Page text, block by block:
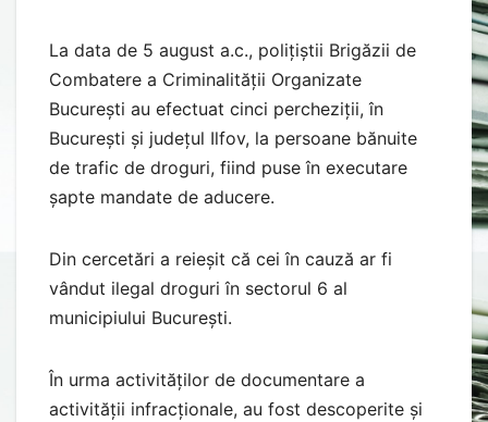
La data de 5 august a.c., polițiștii Brigăzii de
Combatere a Criminalității Organizate
București au efectuat cinci percheziții, în
București și județul Ilfov, la persoane bănuite
de trafic de droguri, fiind puse în executare
șapte mandate de aducere.
Din cercetări a reieșit că cei în cauză ar fi
vândut ilegal droguri în sectorul 6 al
municipiului București.
În urma activităților de documentare a
activității infracționale, au fost descoperite și